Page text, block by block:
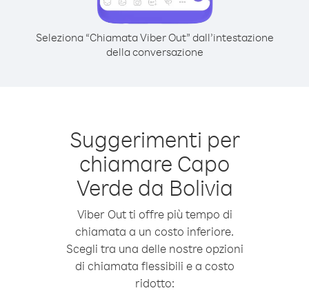
Seleziona “Chiamata Viber Out” dall’intestazione
della conversazione
Suggerimenti per
chiamare Capo
Verde da Bolivia
Viber Out ti offre più tempo di
chiamata a un costo inferiore.
Scegli tra una delle nostre opzioni
di chiamata flessibili e a costo
ridotto: